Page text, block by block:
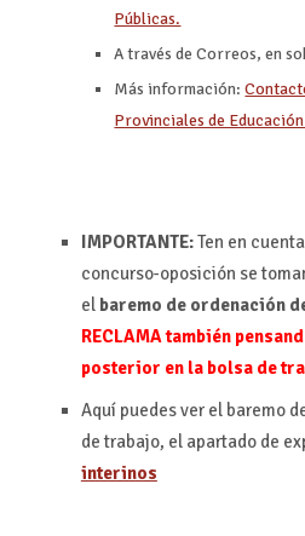
Públicas.
A través de Correos, en
Más información:
Provinciales de
IMPORTANTE:Ten en
concurso-oposición se
elbaremo de ordenación
RECLAMA también
posterior en la bolsa de
Aquí puedes ver el baremo
de trabajo, el apartado de
interinos